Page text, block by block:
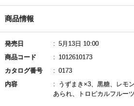
商品情報
発売日
5月13日 10:00
商品コード
1012610173
カタログ番号
0173
内容
うずまき×3、黒糖、レモ
あられ、トロピカルフルー